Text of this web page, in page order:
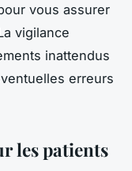
vous assurer
vigilance
inattendus
erreurs
les patients